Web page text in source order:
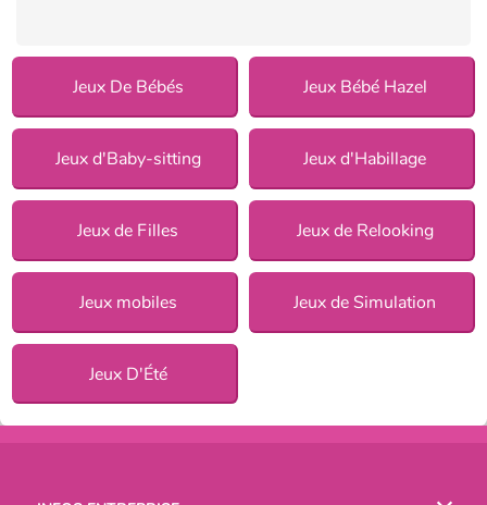
Jeux De Bébés Jeux Bébé Hazel
Jeux d'Baby-sitting Jeux d'Habillage
Jeux de Filles Jeux de Relooking
Jeux mobiles Jeux de Simulation
Jeux D'Été